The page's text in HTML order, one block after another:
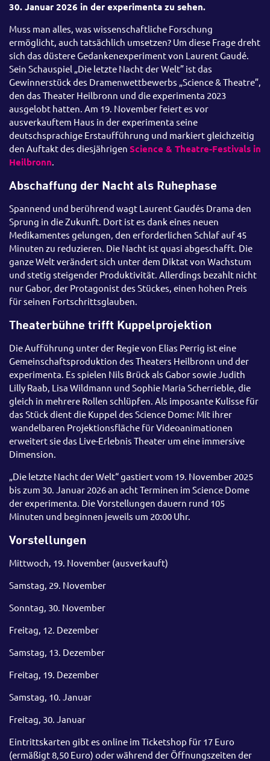
30. Januar 2026 in der experimenta zu sehen.
Muss man alles, was wissenschaftliche Forschung
ermöglicht, auch tatsächlich umsetzen? Um diese Frage dreht
sich das düstere Gedankenexperiment von Laurent Gaudé.
Sein Schauspiel „Die letzte Nacht der Welt” ist das
Gewinnerstück des Dramenwettbewerbs „Science & Theatre”,
den das Theater Heilbronn und die experimenta 2023
ausgelobt hatten. Am 19. November feiert es vor
ausverkauftem Haus in der experimenta seine
deutschsprachige Erstaufführung und markiert gleichzeitig
den Auftakt des diesjährigen Science & Theatre-Festivals in
Heilbronn.
Abschaffung der Nacht als Ruhephase
Spannend und berührend wagt Laurent Gaudés Drama den
Sprung in die Zukunft. Dort ist es dank eines neuen
Medikamentes gelungen, den erforderlichen Schlaf auf 45
Minuten zu reduzieren. Die Nacht ist quasi abgeschafft. Die
ganze Welt verändert sich unter dem Diktat von Wachstum
und stetig steigender Produktivität. Allerdings bezahlt nicht
nur Gabor, der Protagonist des Stückes, einen hohen Preis
für seinen Fortschrittsglauben.
Theaterbühne trifft Kuppelprojektion
Die Aufführung unter der Regie von Elias Perrig ist eine
Gemeinschaftsproduktion des Theaters Heilbronn und der
experimenta. Es spielen Nils Brück als Gabor sowie Judith
Lilly Raab, Lisa Wildmann und Sophie Maria Scherrieble, die
gleich in mehrere Rollen schlüpfen. Als imposante Kulisse für
das Stück dient die Kuppel des Science Dome: Mit ihrer
wandelbaren Projektionsfläche für Videoanimationen
erweitert sie das Live-Erlebnis Theater um eine immersive
Dimension.
„Die letzte Nacht der Welt“ gastiert vom 19. November 2025
bis zum 30. Januar 2026 an acht Terminen im Science Dome
der experimenta. Die Vorstellungen dauern rund 105
Minuten und beginnen jeweils um 20:00 Uhr.
Vorstellungen
Mittwoch, 19. November (ausverkauft)
Samstag, 29. November
Sonntag, 30. November
Freitag, 12. Dezember
Samstag, 13. Dezember
Freitag, 19. Dezember
Samstag, 10. Januar
Freitag, 30. Januar
Eintrittskarten gibt es online im Ticketshop für 17 Euro
(ermäßigt 8,50 Euro) oder während der Öffnungszeiten der